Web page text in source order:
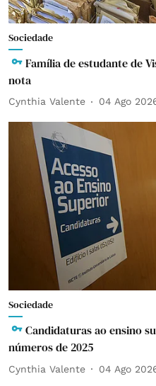
Sociedade
Família de estudante de
nota
Cynthia Valente 04 Ago
Sociedade
Candidaturas ao ensino
números de 2025
Cynthia Valente 04 Ago